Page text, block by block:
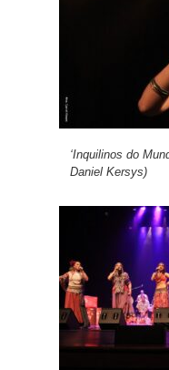
‘Inquilinos do
Daniel Kersys)